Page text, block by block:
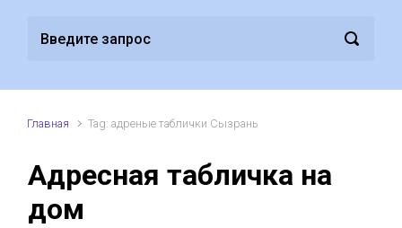
Главная Tag: адреные таблички Сызрань
Адресная табличка на
дом